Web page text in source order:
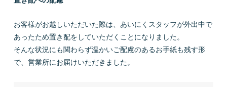
お客様がお越しいただいた際は、あいにくスタッフが外出中で
あったため置き配をしていただくことになりました。
そんな状況にも関わらず温かいご配慮のあるお手紙も残す形
で、営業所にお届けいただきました。